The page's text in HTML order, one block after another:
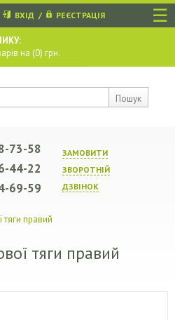
☰
Пошук
ВХІД / РЕЄСТРАЦІЯ
на (0) грн.
ЗАМОВИТИ
ЗВОРОТНIЙ
ДЗВIНОК
73-58
44-22
69-59
тяги правий
тяги правий